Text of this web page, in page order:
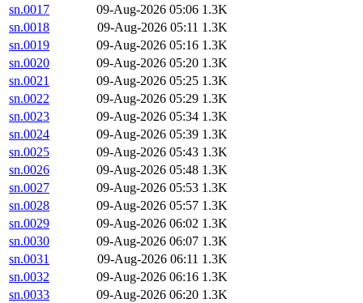
sn.0017
09-Aug-2026 05:06 1.3K
sn.0018
09-Aug-2026 05:11 1.3K
sn.0019
09-Aug-2026 05:16 1.3K
sn.0020
09-Aug-2026 05:20 1.3K
sn.0021
09-Aug-2026 05:25 1.3K
sn.0022
09-Aug-2026 05:29 1.3K
sn.0023
09-Aug-2026 05:34 1.3K
sn.0024
09-Aug-2026 05:39 1.3K
sn.0025
09-Aug-2026 05:43 1.3K
sn.0026
09-Aug-2026 05:48 1.3K
sn.0027
09-Aug-2026 05:53 1.3K
sn.0028
09-Aug-2026 05:57 1.3K
sn.0029
09-Aug-2026 06:02 1.3K
sn.0030
09-Aug-2026 06:07 1.3K
sn.0031
09-Aug-2026 06:11 1.3K
sn.0032
09-Aug-2026 06:16 1.3K
sn.0033
09-Aug-2026 06:20 1.3K